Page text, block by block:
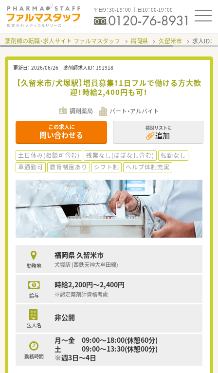
平日9：30-19：00 土日10：00-19：00
薬剤師の転職・求人サイト ファルマスタッフ 福岡県 久留米市 求人ID：
更新日： 2026/06/26 薬剤師求人ID： 191918
【久留米市/犬塚駅】増員募集！1日フルで働ける方大歓
迎！時給2,400円も可！
調剤薬局 パート・アルバイト
この求人に
問い合わせる
検討リストに
追加
土日休み(相談可含む) 残業なし(ほぼなし含む)
転勤なし
車通勤可
教育制度あり シフト制 ヘルプ体制充実
勤務地
福岡県 久留米市
犬塚駅 (西鉄天神大牟田線)
給与
時給2,200円～2,400円
※認定薬剤師資格考慮
法人名
非公開
勤務時間
月～金 09:00～18:00(休憩60分)
土 09:00～13:30(休憩00分)
※週3日～4日